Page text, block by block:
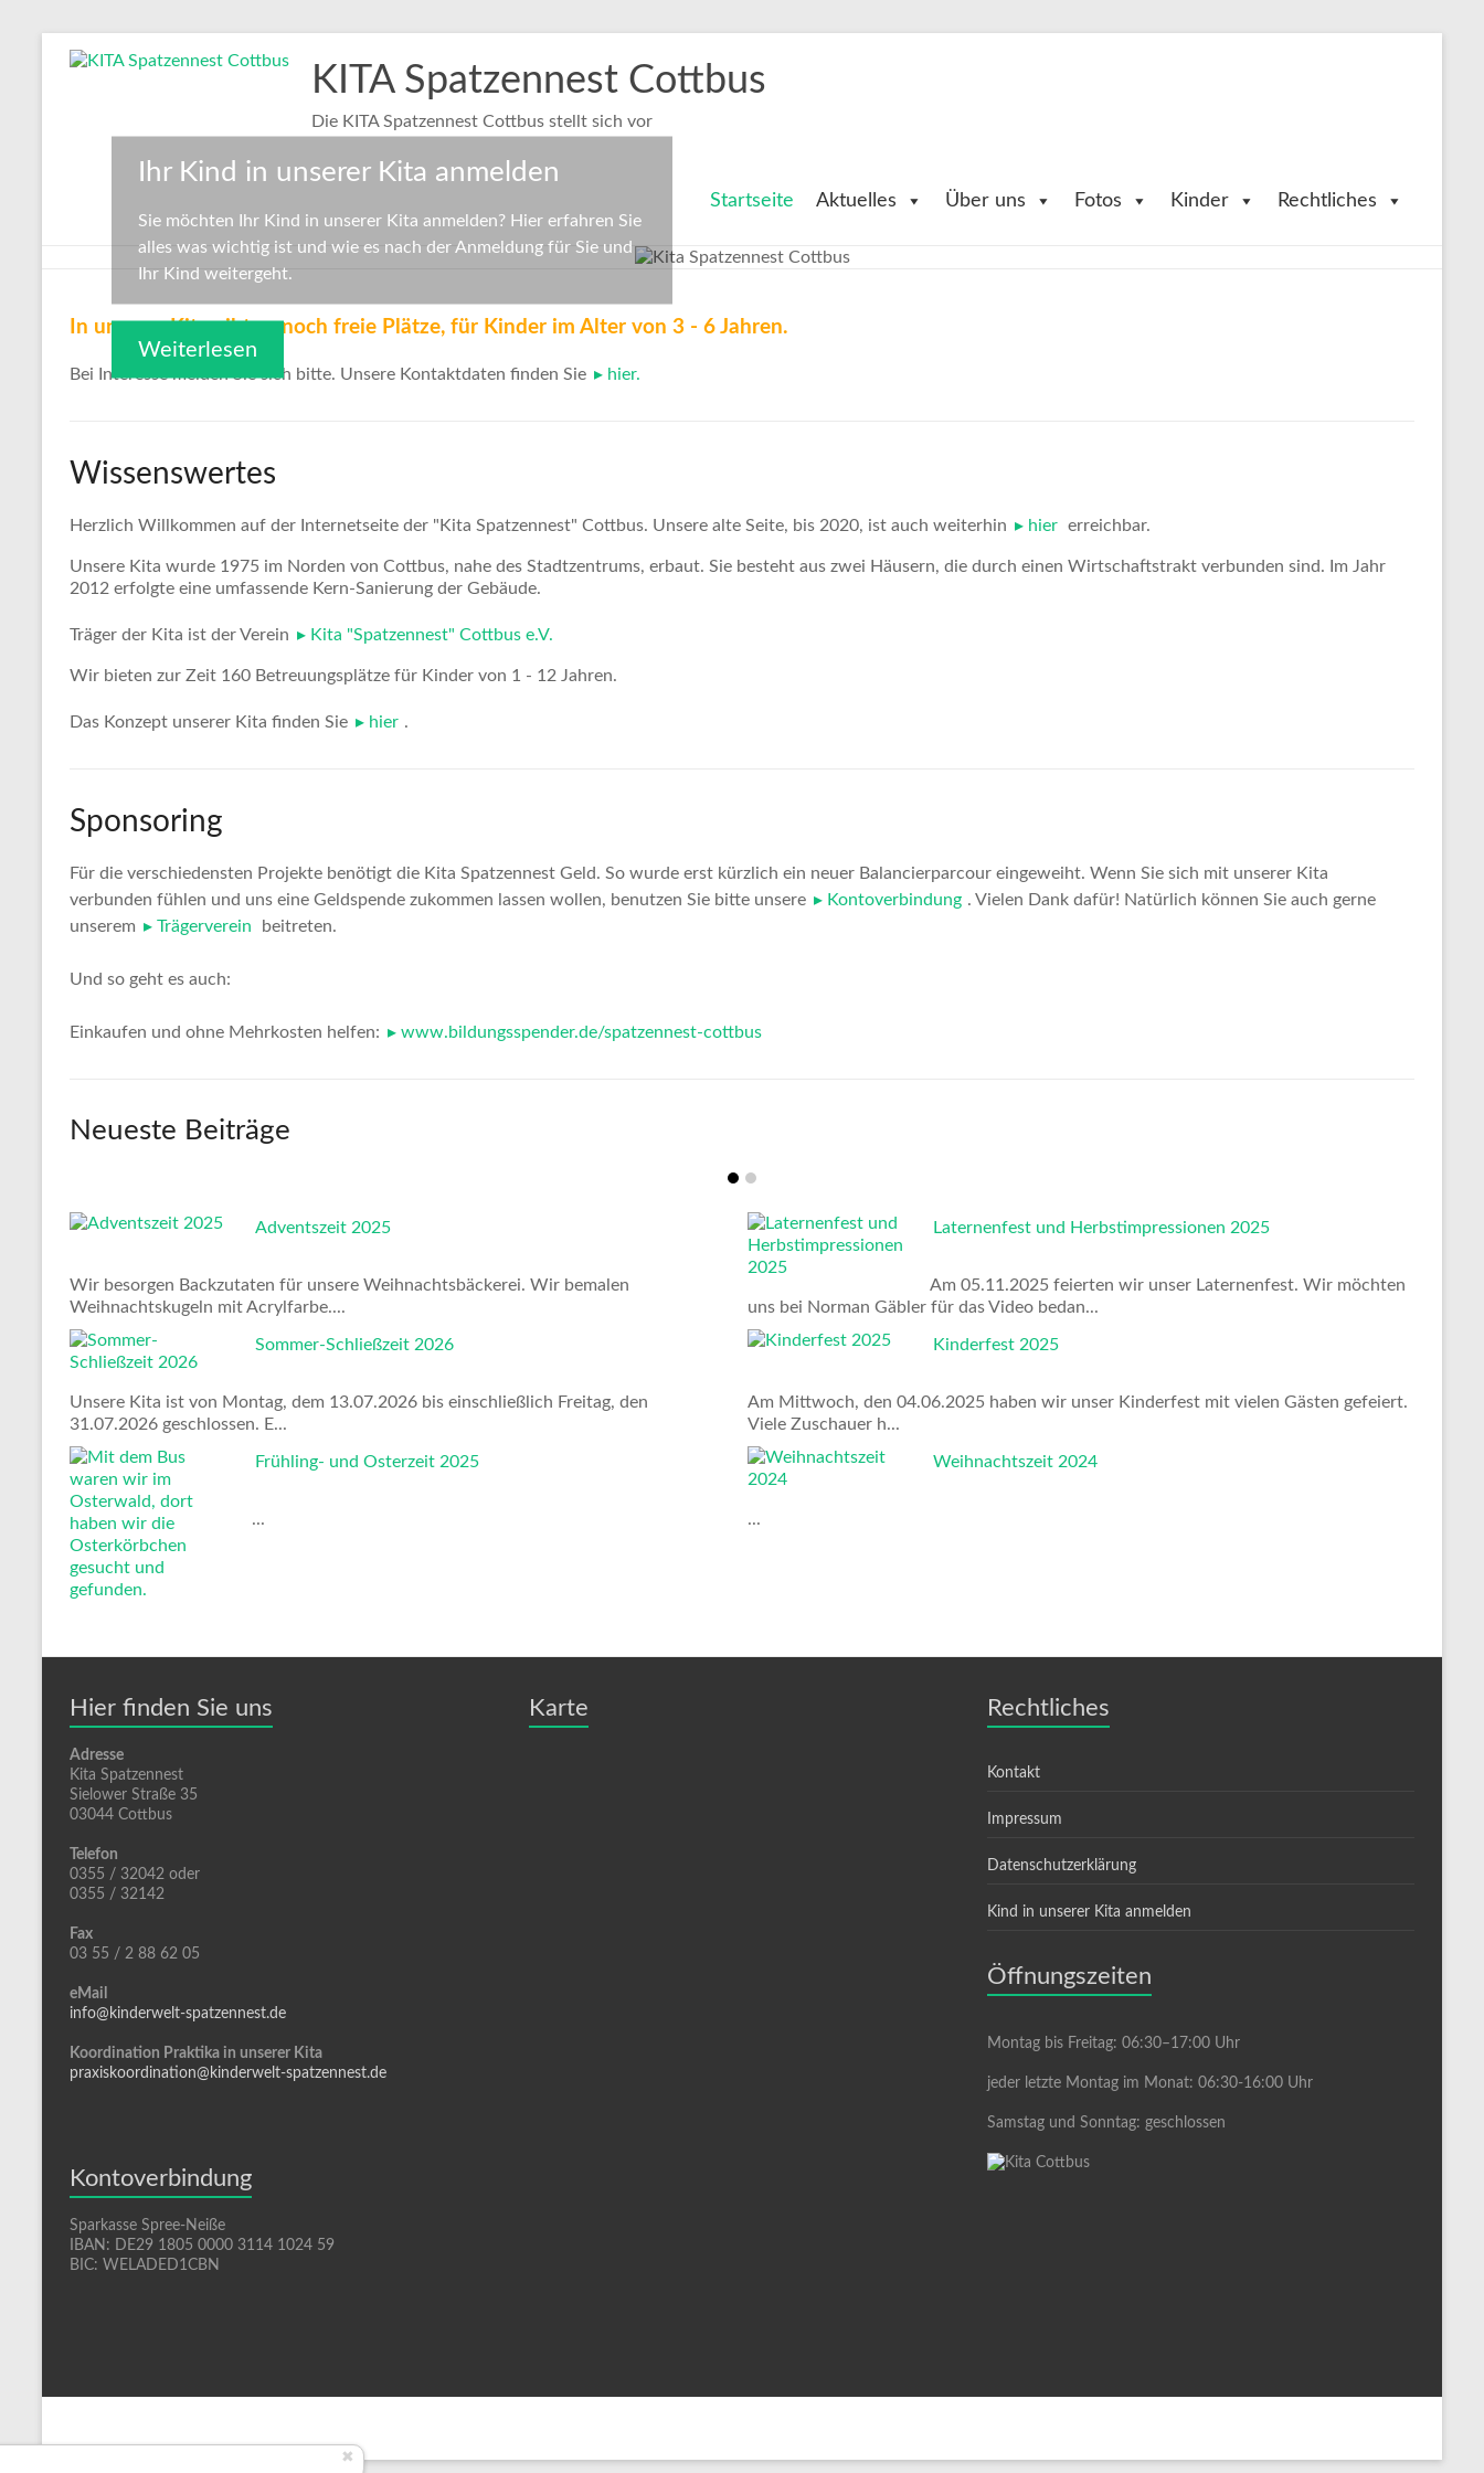
Inhalt
KITA Spatzennest Cottbus
Die KITA Spatzennest Cottbus stellt sich vor
Startseite Aktuelles Über uns Fotos Kinder Rechtliches
Ihr Kind in unserer Kita anmelden
Sie möchten Ihr Kind in unserer Kita anmelden? Hier erfahren Sie
alles was wichtig ist und wie es nach der Anmeldung für Sie und
Ihr Kind weitergeht.
Weiterlesen
In unserer Kita gibt es noch freie Plätze, für Kinder im Alter von 3 - 6 Jahren.
Bei Interesse melden Sie sich bitte. Unsere Kontaktdaten finden Sie hier.
Wissenswertes
Herzlich Willkommen auf der Internetseite der "Kita Spatzennest" Cottbus. Unsere alte Seite, bis 2020, ist auch weiterhin hier erreichbar.
Unsere Kita wurde 1975 im Norden von Cottbus, nahe des Stadtzentrums, erbaut. Sie besteht aus zwei Häusern, die durch einen Wirtschaftstrakt verbunden sind. Im Jahr
2012 erfolgte eine umfassende Kern-Sanierung der Gebäude.
Träger der Kita ist der Verein Kita "Spatzennest" Cottbus e.V.
Wir bieten zur Zeit 160 Betreuungsplätze für Kinder von 1 - 12 Jahren.
Das Konzept unserer Kita finden Sie hier .
Sponsoring
Für die verschiedensten Projekte benötigt die Kita Spatzennest Geld. So wurde erst kürzlich ein neuer Balancierparcour eingeweiht. Wenn Sie sich mit unserer Kita
verbunden fühlen und uns eine Geldspende zukommen lassen wollen, benutzen Sie bitte unsere
Kontoverbindung . Vielen Dank dafür! Natürlich können Sie auch gerne
unserem
Trägerverein beitreten.
Und so geht es auch:
Einkaufen und ohne Mehrkosten helfen: www.bildungsspender.de/spatzennest-cottbus
Neueste Beiträge
Adventszeit 2025
Wir besorgen Backzutaten für unsere Weihnachtsbäckerei. Wir bemalen
Weihnachtskugeln mit Acrylfarbe....
Laternenfest und Herbstimpressionen 2025
Am 05.11.2025 feierten wir unser Laternenfest. Wir möchten
uns bei Norman Gäbler für das Video bedan...
Sommer-Schließzeit 2026
Unsere Kita ist von Montag, dem 13.07.2026 bis einschließlich Freitag, den
31.07.2026 geschlossen. E...
Kinderfest 2025
Am Mittwoch, den 04.06.2025 haben wir unser Kinderfest mit vielen Gästen gefeiert.
Viele Zuschauer h...
Frühling- und Osterzeit 2025 Weihnachtszeit 2024
Am
Hier finden Sie uns
Adresse
Kita Spatzennest
Sielower Straße 35
03044 Cottbus
Telefon
0355 / 32042 oder
0355 / 32142
Fax
03 55 / 2 88 62 05
eMail
info@kinderwelt-spatzennest.de
Koordination Praktika in unserer Kita
praxiskoordination@kinderwelt-spatzennest.de
Kontoverbindung
Sparkasse Spree-Neiße
IBAN: DE29 1805 0000 3114 1024 59
BIC: WELADED1CBN
Karte Rechtliches
Kontakt
Impressum
Datenschutzerklärung
Kind in unserer Kita anmelden
Öffnungszeiten
Montag bis Freitag: 06:30–17:00 Uhr
jeder letzte Montag im Monat: 06:30-16:00 Uhr
Samstag und Sonntag: geschlossen